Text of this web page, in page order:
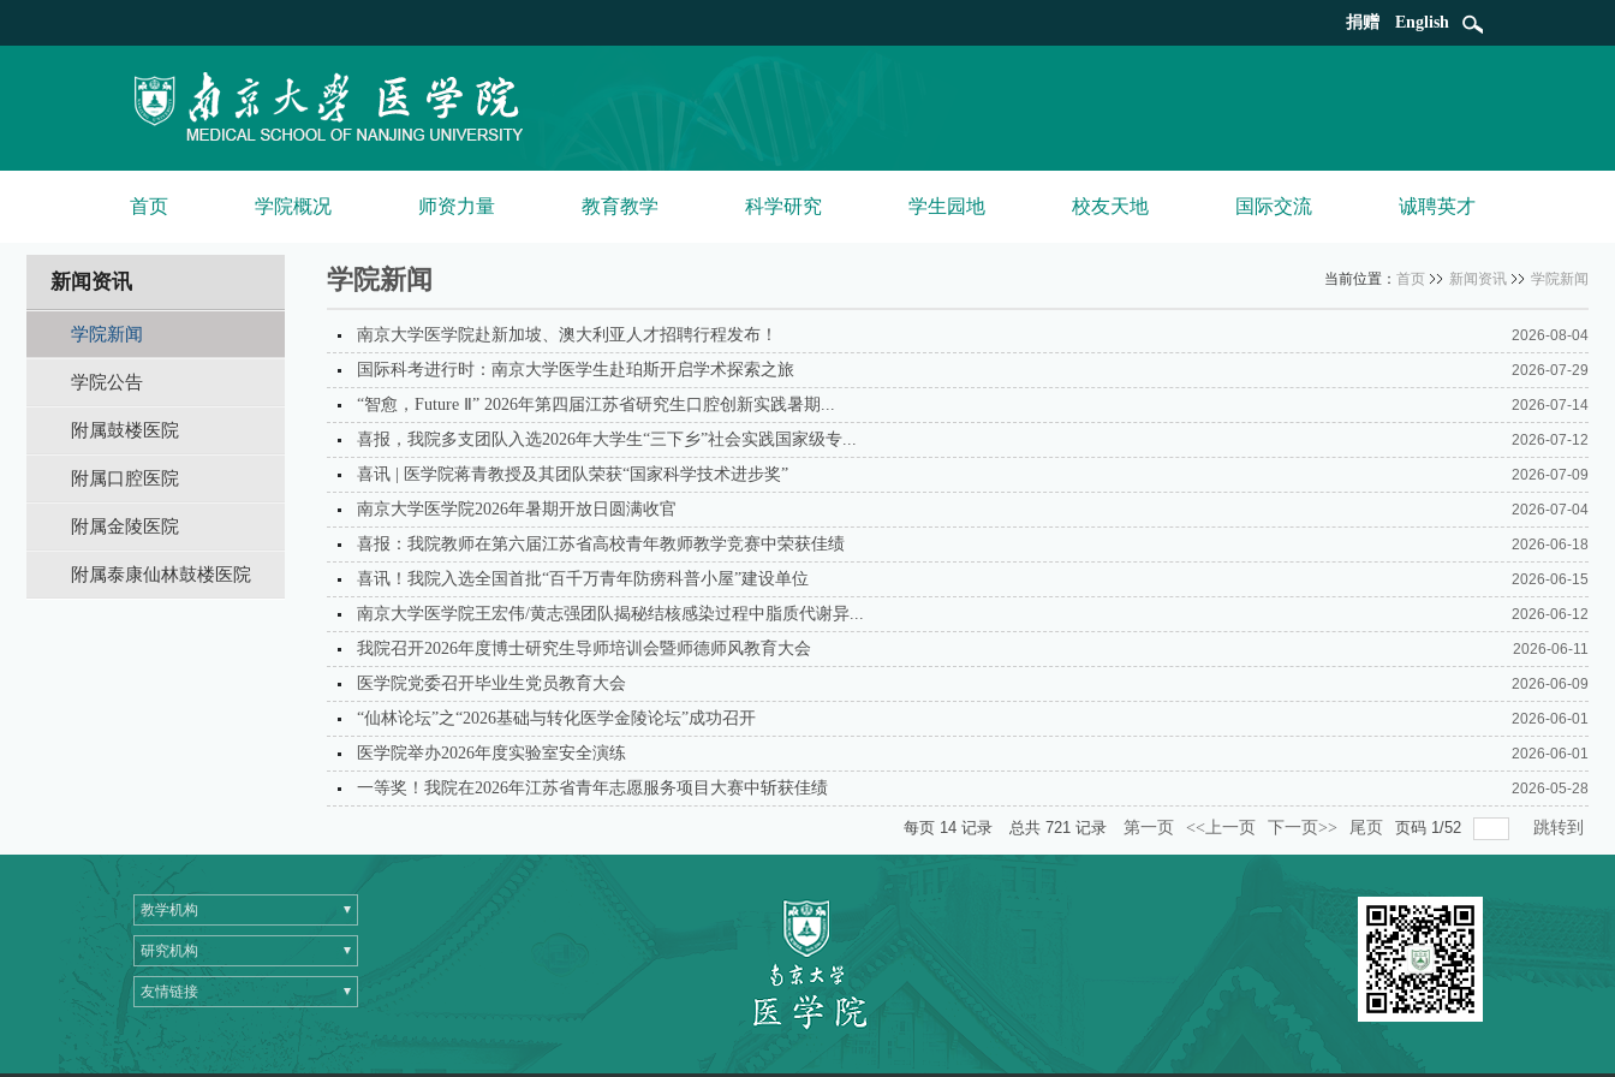
捐赠 English
首页 学院概况 师资力量 教育教学 科学研究 学生园地 校友天地 国际交流 诚聘英才
新闻资讯
学院新闻
学院公告
附属鼓楼医院
附属口腔医院
附属金陵医院
附属泰康仙林鼓楼医院
学院新闻 当前位置： 首页 新闻资讯 学院新闻
南京大学医学院赴新加坡、澳大利亚人才招聘行程发布！ 2026-08-04
国际科考进行时：南京大学医学生赴珀斯开启学术探索之旅 2026-07-29
“智愈，Future Ⅱ” 2026年第四届江苏省研究生口腔创新实践暑期... 2026-07-14
喜报，我院多支团队入选2026年大学生“三下乡”社会实践国家级专... 2026-07-12
喜讯 | 医学院蒋青教授及其团队荣获“国家科学技术进步奖” 2026-07-09
南京大学医学院2026年暑期开放日圆满收官 2026-07-04
喜报：我院教师在第六届江苏省高校青年教师教学竞赛中荣获佳绩 2026-06-18
喜讯！我院入选全国首批“百千万青年防痨科普小屋”建设单位 2026-06-15
南京大学医学院王宏伟/黄志强团队揭秘结核感染过程中脂质代谢异... 2026-06-12
我院召开2026年度博士研究生导师培训会暨师德师风教育大会 2026-06-11
医学院党委召开毕业生党员教育大会 2026-06-09
“仙林论坛”之“2026基础与转化医学金陵论坛”成功召开 2026-06-01
医学院举办2026年度实验室安全演练 2026-06-01
一等奖！我院在2026年江苏省青年志愿服务项目大赛中斩获佳绩 2026-05-28
每页 14 记录 总共 721 记录 第一页 <<上一页 下一页>> 尾页 页码 1/52 跳转到
教学机构
研究机构
友情链接